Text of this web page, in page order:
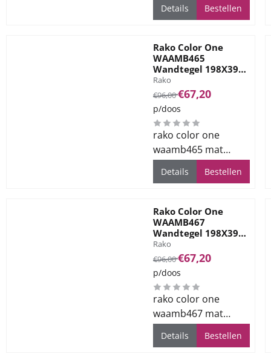
Levertijd ca. 2 weken.
Details Bestellen
Rako Color One
WAAMB465
Wandtegel 198X398
Light Green 7mm
Mat
Merk:
Rako
Van 96,00 voor 67,20
€96,00€67,20
p/doos
rako color one
waamb465 mat
groen 19.8x39.8cm.
Levertijd ca. 2 weken.
Details Bestellen
Rako Color One
WAAMB467
Wandtegel 198X398
Turquoise 7mm Mat
Merk:
Rako
Van 96,00 voor 67,20
€96,00€67,20
p/doos
rako color one
waamb467 mat
turquoise
19.8x39.8cm.
Details Bestellen